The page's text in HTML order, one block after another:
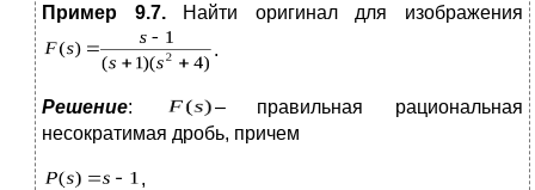
Пример 9.7.
Найти оригинал для изображения
.
Решение:
– правильная рациональная
несократимая дробь, причем
,